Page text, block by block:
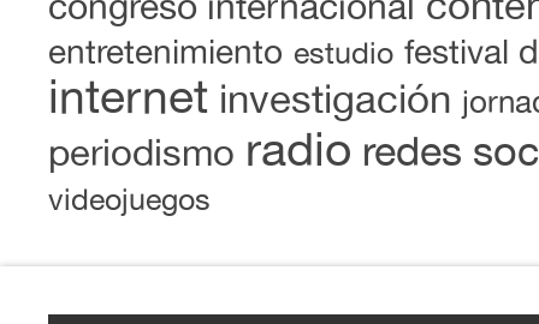
entretenimiento estudio festival
internet investigación
periodismo radio redes
videojuegos